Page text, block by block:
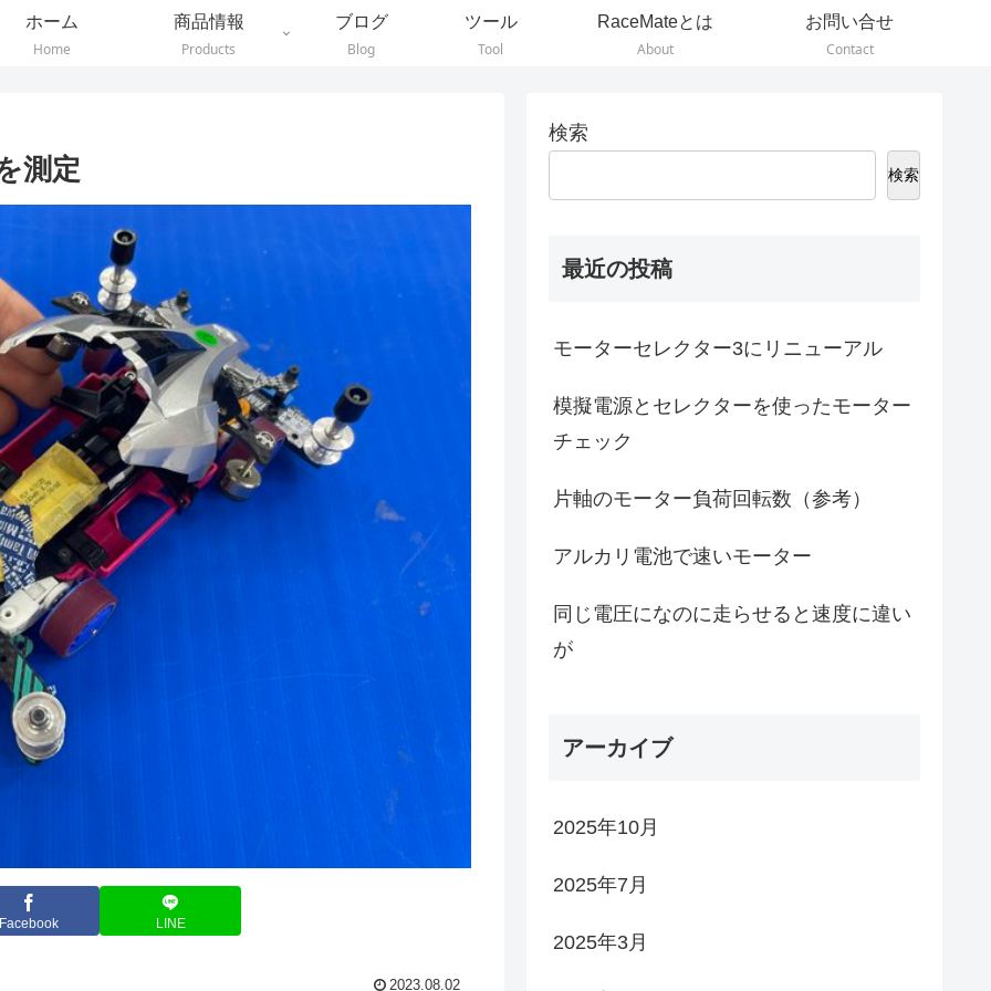
ホーム
Home
商品情報
Products
ブログ
Blog
ツール
Tool
RaceMateとは
About
お問い合せ
Contact
測定
Facebook LINE
2023.08.02
検索
検索
最近の投稿
モーターセレクター3にリニューアル
模擬電源とセレクターを使ったモーター
チェック
片軸のモーター負荷回転数（参考）
アルカリ電池で速いモーター
同じ電圧になのに走らせると速度に違い
が
アーカイブ
2025年10月
2025年7月
2025年3月